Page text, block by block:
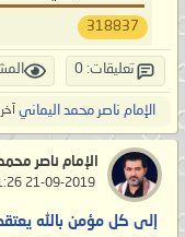
318837
تعليقات: 0
الإمام ناصر محمد اليماني آخر
الإمام ناصر
إلى كل مؤمن بالله